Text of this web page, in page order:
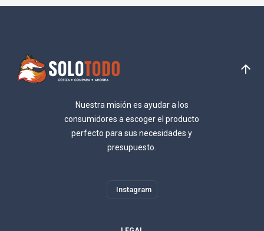
Nuestra misión es ayudar a los
consumidores a escoger el producto
perfecto para sus necesidades y
presupuesto.
Instagram